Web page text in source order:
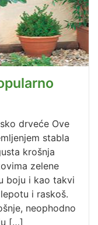
drveće Ove
stabla
krošnja
zelene
boju i kao takvi
i raskoš.
neophodno
[…]